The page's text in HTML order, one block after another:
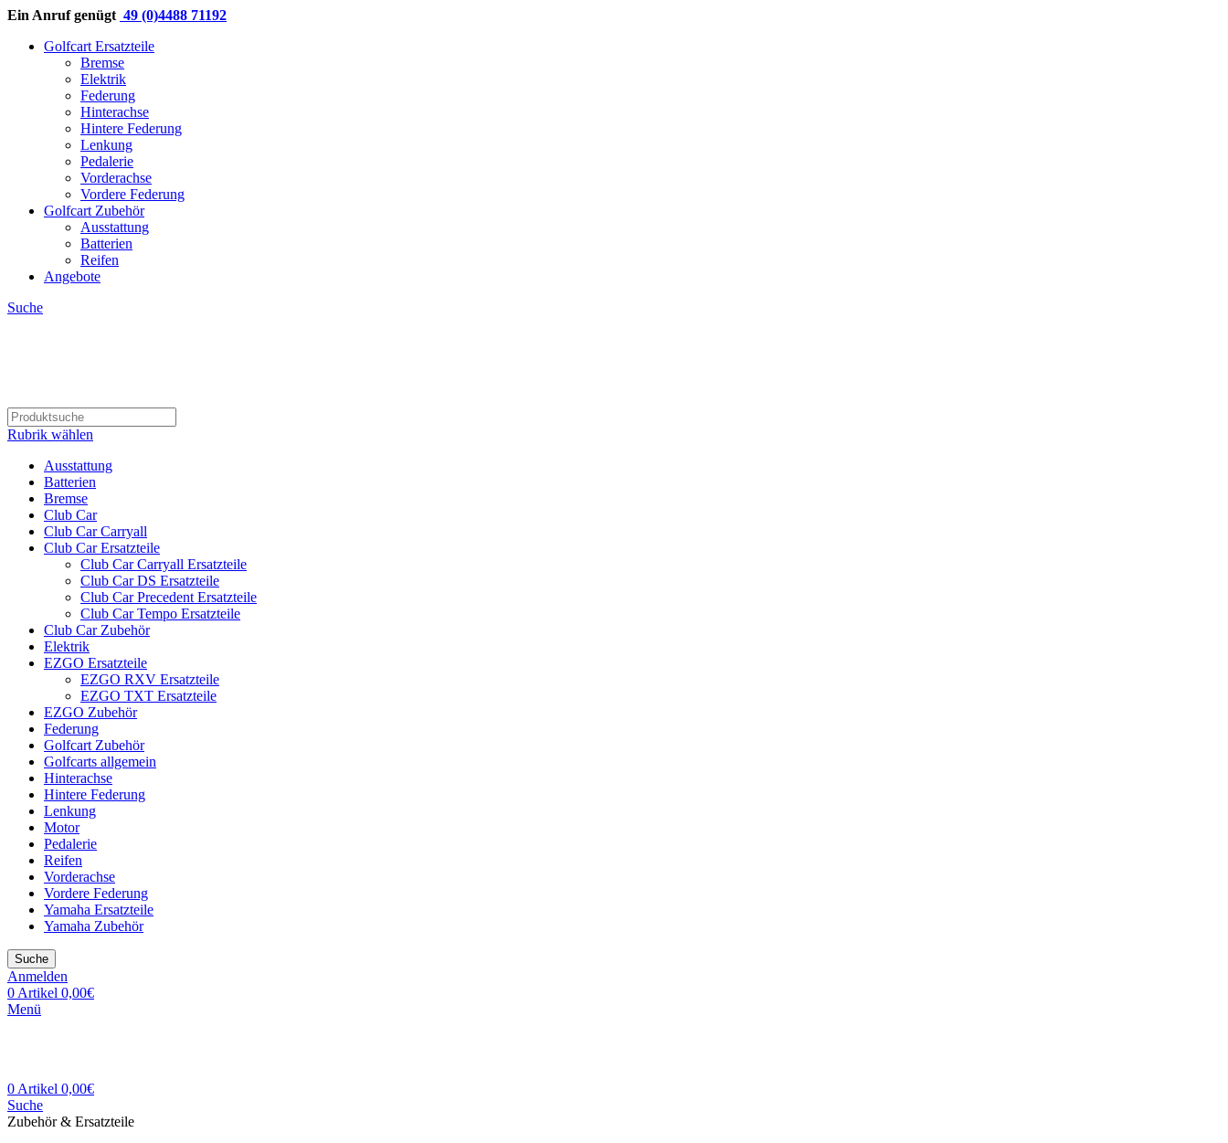
Ein Anruf genügt 49 (0)4488 71192
Golfcart Ersatzteile
Bremse
Elektrik
Federung
Hinterachse
Hintere Federung
Lenkung
Pedalerie
Vorderachse
Vordere Federung
Golfcart Zubehör
Ausstattung
Batterien
Reifen
Angebote
Suche
Rubrik wählen
Ausstattung
Batterien
Bremse
Club Car
Club Car Carryall
Club Car Ersatzteile
Club Car Carryall Ersatzteile
Club Car DS Ersatzteile
Club Car Precedent Ersatzteile
Club Car Tempo Ersatzteile
Club Car Zubehör
Elektrik
EZGO Ersatzteile
EZGO RXV Ersatzteile
EZGO TXT Ersatzteile
EZGO Zubehör
Federung
Golfcart Zubehör
Golfcarts allgemein
Hinterachse
Hintere Federung
Lenkung
Motor
Pedalerie
Reifen
Vorderachse
Vordere Federung
Yamaha Ersatzteile
Yamaha Zubehör
Suche
Anmelden
0 Artikel 0,00€
Menü
0 Artikel 0,00€
Suche
Zubehör & Ersatzteile